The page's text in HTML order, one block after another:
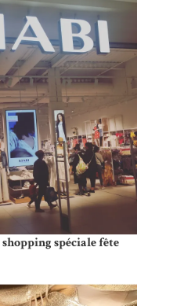
shopping spéciale fête